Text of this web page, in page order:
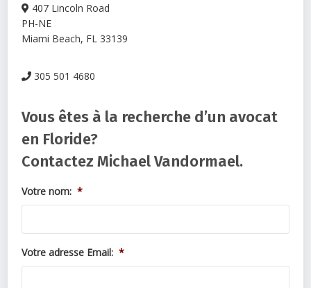
407 Lincoln Road
PH-NE
Miami Beach, FL 33139
305 501 4680
Vous êtes à la recherche d’un avocat
en Floride?
Contactez Michael Vandormael.
Votre nom: *
Votre adresse Email: *